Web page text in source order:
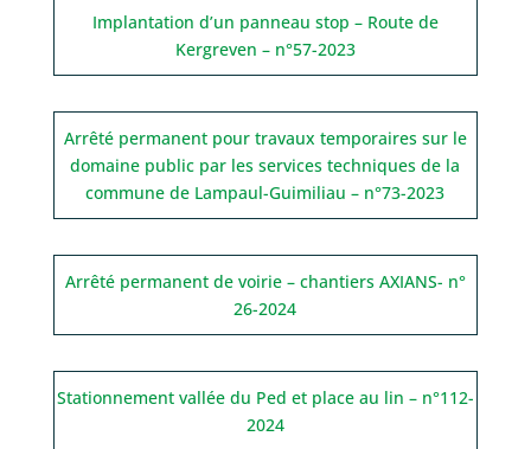
Implantation d’un panneau stop – Route de
Kergreven – n°57-2023
Arrêté permanent pour travaux temporaires sur le
domaine public par les services techniques de la
commune de Lampaul-Guimiliau – n°73-2023
Arrêté permanent de voirie – chantiers AXIANS- n°
26-2024
Stationnement vallée du Ped et place au lin – n°112-
2024